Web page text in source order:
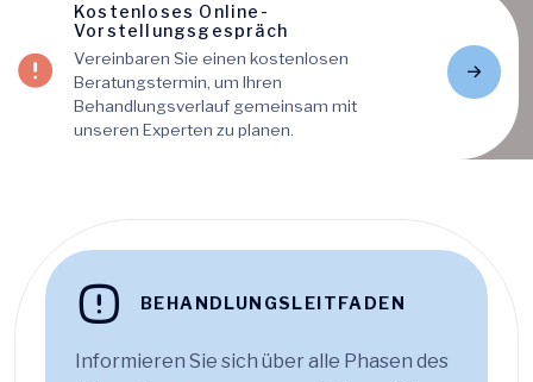
Kostenloses Online-
Vorstellungsgespräch
Vereinbaren Sie einen kostenlosen
Beratungstermin, um Ihren
Behandlungsverlauf gemeinsam mit
unseren Experten zu planen.
BEHANDLUNGSLEITFADEN
Informieren Sie sich über alle Phasen des